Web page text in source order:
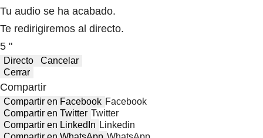
Tu audio se ha acabado.
Te redirigiremos al directo.
5 "
Directo
Cancelar
Cerrar
Compartir
Compartir en Facebook Facebook
Compartir en Twitter Twitter
Compartir en LinkedIn Linkedin